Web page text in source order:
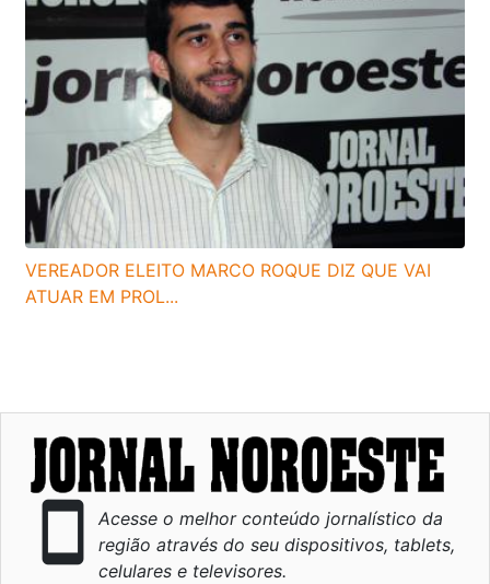
VEREADOR ELEITO MARCO ROQUE DIZ QUE VAI
ATUAR EM PROL...
smartphone
Acesse o melhor conteúdo jornalístico da
região através do seu dispositivos, tablets,
celulares e televisores.